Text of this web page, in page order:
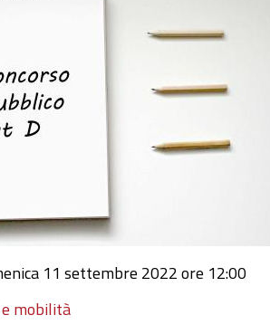
11 settembre 2022 ore 12:00
mobilità